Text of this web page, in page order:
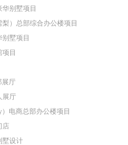
华别墅项目
）总部综合办公楼项目
别墅项目
项目
展厅
展厅
）电商总部办公楼项目
店
墅设计